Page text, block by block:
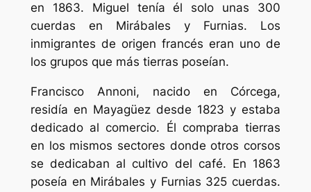
en 1863. Miguel tenía él solo unas 300
cuerdas en Mirábales y Furnias. Los
inmigrantes de origen francés eran uno de
los grupos que más tierras poseían.
Francisco Annoni, nacido en Córcega,
residía en Mayagüez desde 1823 y estaba
dedicado al comercio. Él compraba tierras
en los mismos sectores donde otros corsos
se dedicaban al cultivo del café. En 1863
poseía en Mirábales y Furnias 325 cuerdas.